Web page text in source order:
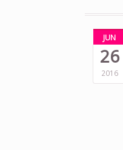
JUN
26
2016